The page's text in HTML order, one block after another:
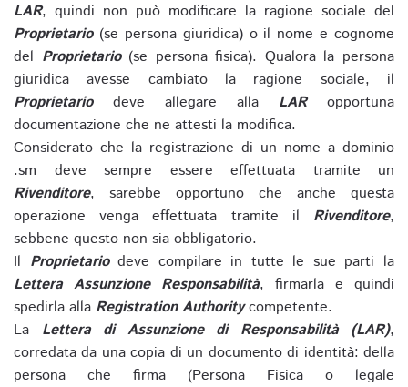
LAR, quindi non può modificare la ragione sociale del
Proprietario(se persona giuridica) o il nome e cognome
del Proprietario(se persona fisica). Qualora la persona
giuridica avesse cambiato la ragione sociale, il
Proprietariodeve allegare alla LARopportuna
documentazione che ne attesti la modifica.
Considerato che la registrazione di un nome a dominio
.sm deve sempre essere effettuata tramite un
Rivenditore, sarebbe opportuno che anche questa
operazione venga effettuata tramite il Rivenditore,
sebbene questo non sia obbligatorio.
Il Proprietariodeve compilare in tutte le sue parti la
Lettera Assunzione Responsabilità, firmarla e quindi
spedirla alla Registration Authoritycompetente.
La Lettera di Assunzione di Responsabilità (LAR),
corredata da una copia di un documento di identità: della
persona che firma (Persona Fisica o legale